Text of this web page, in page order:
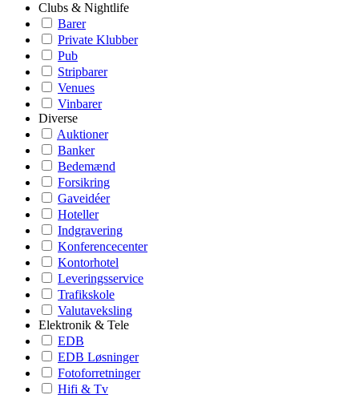
Clubs & Nightlife
Barer
Private Klubber
Pub
Stripbarer
Venues
Vinbarer
Diverse
Auktioner
Banker
Bedemænd
Forsikring
Gaveidéer
Hoteller
Indgravering
Konferencecenter
Kontorhotel
Leveringsservice
Trafikskole
Valutaveksling
Elektronik & Tele
EDB
EDB Løsninger
Fotoforretninger
Hifi & Tv